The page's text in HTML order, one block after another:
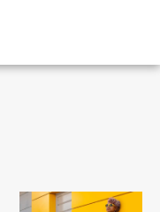
>Qualité de non-